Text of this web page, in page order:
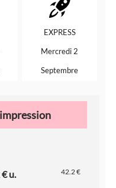
EXPRESS
Mercredi 2
Septembre
u. 42.2 €